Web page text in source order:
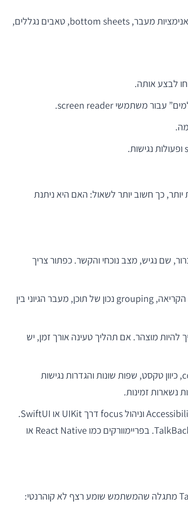
מובייל אינו ווב מוקטן. יש לו דפוסי אינטראקציה ייחודיים, ולכן גם אתגרי הנגישות שונים. מחוות מורכבות, אינטראקציות מבוססות drag, אנימציות מעבר, bottom sheets, טאבים נגללים,
כך חשוב יותר לשאול: האם היא ניתנת
שם נגיש, מצב נוכחי והקשר. כפתור צריך
. משתמשי טכנולוגיות מסייעות אינם “רואים” את המסך כמו שאר המשתמשים; הם חווים אותו כרצף. לכן סדר הקריאה, grouping נכון של תוכן, מעבר הגיוני בין
להיות מוצהר. אם תהליך טעינה אורך זמן, יש
. תמיכה בגדלי טקסט דינמיים, contrast settings, reduced motion, dark mode, כיוון טקסט, שפות שונות והגדרות נגישות
ב־iOS, זה אומר שימוש נכון ב־AccessibilityLabel, AccessibilityHint, Traits, Dynamic Type, Large Content Viewer, announcements וניהול focus דרך UIKit או SwiftUI.
ב־Android, זה כולל ContentDescription, accessibility pane titles, live regions, roles, traversal order ותמיכה תקינה ב־TalkBack. בפריימוורקים כמו React Native או
ניקח תרחיש נפוץ: מסך checkout באפליקציית מסחר. העיצוב נקי, הכפתורים ברורים, והאנימציות חלקות. אבל בבדיקה עם TalkBack מתגלה שהמשתמש שומע רצף לא קוהרנטי: